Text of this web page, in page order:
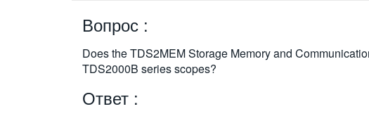
Вопрос :
Does the TDS2MEM Storage Memory and
TDS2000B series scopes?
Ответ :